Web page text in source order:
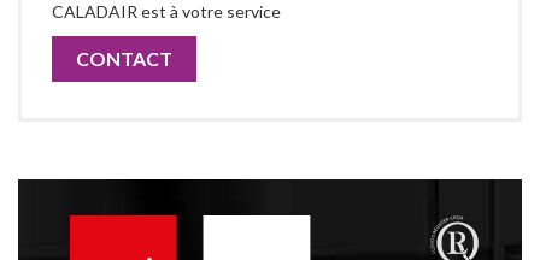
CALADAIR est à votre service
CONTACT